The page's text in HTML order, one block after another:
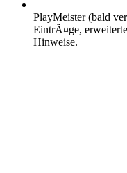
PlayMeister (bald
EintrÃ¤ge,
Hinweise.